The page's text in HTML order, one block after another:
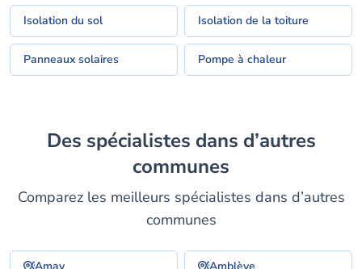
Isolation du sol Isolation de la toiture
Panneaux solaires Pompe à chaleur
Des spécialistes dans d’autres
communes
Comparez les meilleurs spécialistes dans d’autres
communes